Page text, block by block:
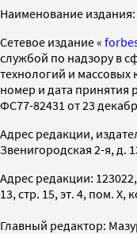
Наименование издания:
Cетевое издание «
службой по надзору в
технологий и
номер и дата принятия
ФС77-82431 от 23
Адрес редакции,
Звенигородская 2-я, д.
Адрес редакции:
13, стр. 15, эт. 4, пом. X,
Главный редактор: